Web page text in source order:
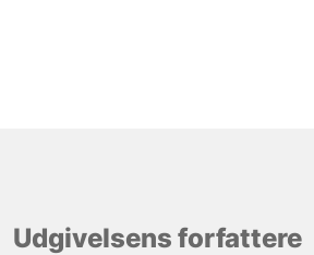
Udgivelsens forfattere